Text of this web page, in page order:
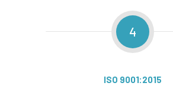
4
ISO 9001:2015